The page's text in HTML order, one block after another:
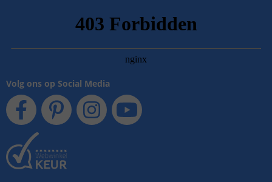
Volg ons op Social Media